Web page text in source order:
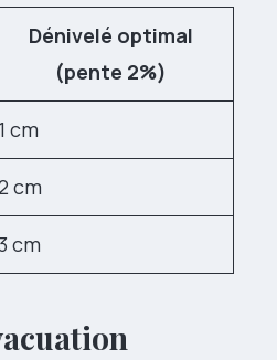
Dénivelé optimal
(pente 2%)
1 cm
cm
cm